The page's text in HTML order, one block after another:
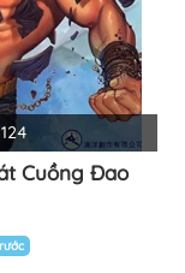
Cuồng Đao